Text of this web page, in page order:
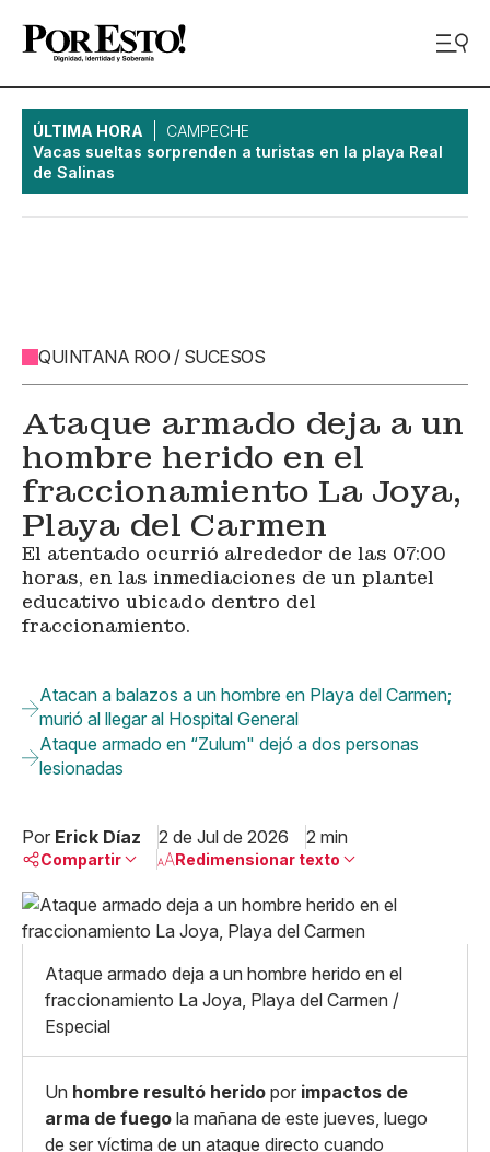
ÚLTIMA HORA
CAMPECHE
Vacas sueltas sorprenden a turistas en la playa Real
de Salinas
QUINTANA ROO / SUCESOS
Ataque armado deja a un
hombre herido en el
fraccionamiento La Joya,
Playa del Carmen
El atentado ocurrió alrededor de las 07:00
horas, en las inmediaciones de un plantel
educativo ubicado dentro del
fraccionamiento.
Atacan a balazos a un hombre en Playa del Carmen;
murió al llegar al Hospital General
Ataque armado en “Zulum" dejó a dos personas
lesionadas
Por Erick Díaz 2 de Jul de 2026 2 min
Compartir
Linkedin
X
Whatsapp
Copiar enlace
Redimensionar texto
Pequeño
Mediano
Grande
Ataque armado deja a un hombre herido en el
fraccionamiento La Joya, Playa del Carmen /
Especial
Un hombre resultó herido por impactos de
arma de fuego la mañana de este jueves, luego
de ser víctima de un ataque directo cuando